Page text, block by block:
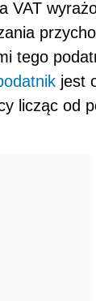
VAT
tego
jest
licząc od